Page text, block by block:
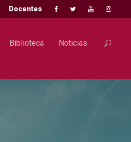
Docentes
Biblioteca Noticias